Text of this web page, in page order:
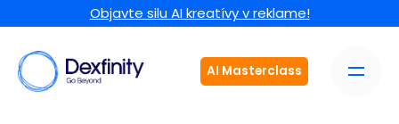
Objavte silu AI kreatívy v reklame!
AI Masterclass